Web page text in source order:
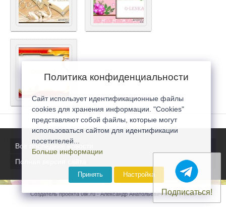
Все последние новости
Полная версия сайта
Создатель проекта 0lik.ru - Александр Анатольевич © 2007-2026
Подписаться!
Политика конфиденциальности
Сайт использует идентификационные файлы
cookies для хранения информации. "Cookies"
представляют собой файлы, которые могут
использоваться сайтом для идентификации
посетителей...
Больше информации
Принять Настройка